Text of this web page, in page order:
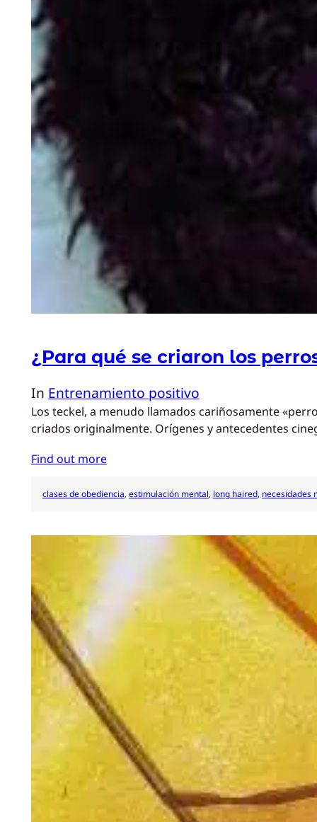
¿Para qué se criaron los
In Entrenamiento positivo
Los teckel, a menudo llamados cariñosamente
criados originalmente. Orígenes y antecedentes
Find out more
clases de obediencia, estimulación mental, long haired, necesidades